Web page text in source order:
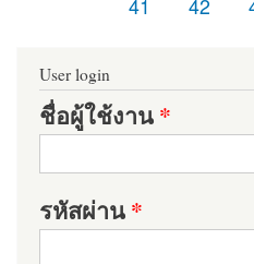
41
42
User login
ชื่อผู้ใช้งาน*
รหัสผ่าน*